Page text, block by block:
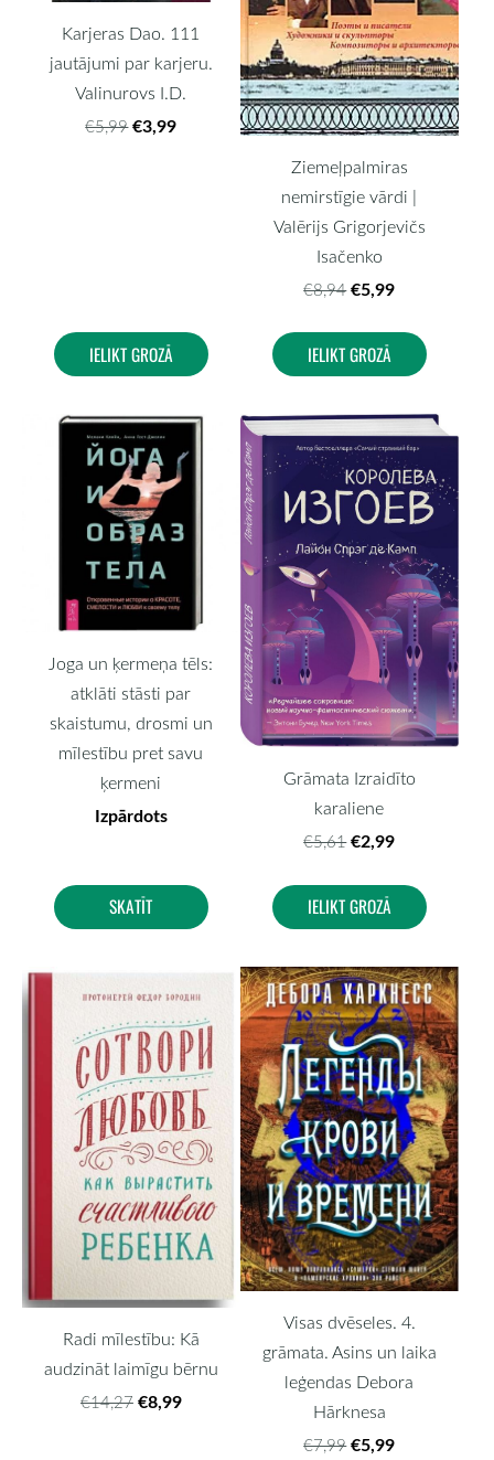
Karjeras Dao. 111
jautājumi par karjeru.
Valinurovs I.D.
€5,99 €3,99
IELIKT GROZĀ
Ziemeļpalmiras
nemirstīgie vārdi |
Valērijs Grigorjevičs
Isačenko
€8,94 €5,99
IELIKT GROZĀ
Joga un ķermeņa tēls:
atklāti stāsti par
skaistumu, drosmi un
mīlestību pret savu
ķermeni
Izpārdots
SKATĪT
Grāmata Izraidīto
karaliene
€5,61 €2,99
IELIKT GROZĀ
Radi mīlestību: Kā
audzināt laimīgu bērnu
€14,27 €8,99
Visas dvēseles. 4.
grāmata. Asins un laika
leģendas Debora
Hārknesa
€7,99 €5,99